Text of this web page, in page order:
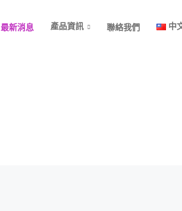
最新消息 產品資訊 聯絡我們 中